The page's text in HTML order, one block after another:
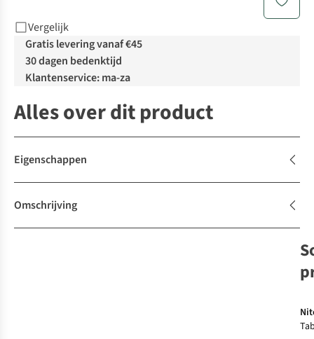
Vergelijk
Gratis levering vanaf €45
30 dagen bedenktijd
Klantenservice: ma-za
Alles over dit product
Eigenschappen
Omschrijving